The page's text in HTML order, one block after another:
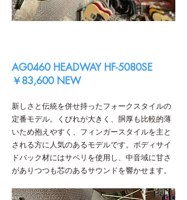
AG0460 HEADWAY HF-5080SE
￥83,600 NEW
新しさと伝統を併せ持ったフォークスタイルの
定番モデル。くびれが大きく、胴厚も比較的薄
いため抱えやすく、フィンガースタイルを主と
される方に人気のあるモデルです。ボディサイ
ドバック材にはサペリを使用し、中音域に甘さ
がありつつも芯のあるサウンドを響かせます。